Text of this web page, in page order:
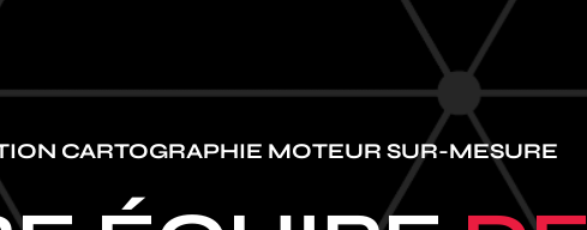
CARTOGRAPHIE MOTEUR SUR-MESURE